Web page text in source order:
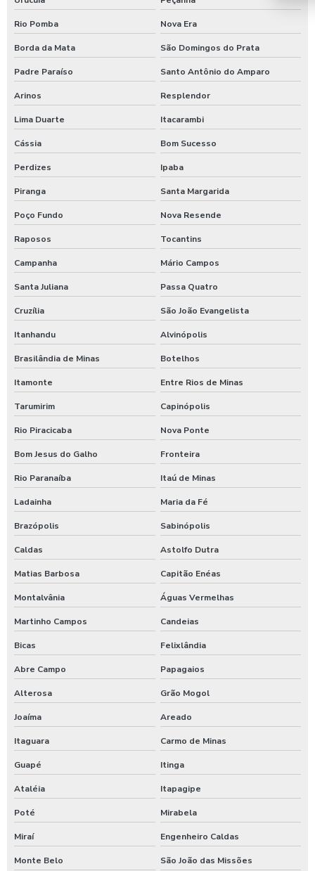
Rio Pomba Nova Era
Borda da Mata São Domingos do Prata
Padre Paraíso Santo Antônio do Amparo
Arinos Resplendor
Lima Duarte Itacarambi
Cássia Bom Sucesso
Perdizes Ipaba
Piranga Santa Margarida
Poço Fundo Nova Resende
Raposos Tocantins
Campanha Mário Campos
Santa Juliana Passa Quatro
Cruzília São João Evangelista
Itanhandu Alvinópolis
Brasilândia de Minas Botelhos
Itamonte Entre Rios de Minas
Tarumirim Capinópolis
Rio Piracicaba Nova Ponte
Bom Jesus do Galho Fronteira
Rio Paranaíba Itaú de Minas
Ladainha Maria da Fé
Brazópolis Sabinópolis
Caldas Astolfo Dutra
Matias Barbosa Capitão Enéas
Montalvânia Águas Vermelhas
Martinho Campos Candeias
Bicas Felixlândia
Abre Campo Papagaios
Alterosa Grão Mogol
Joaíma Areado
Itaguara Carmo de Minas
Guapé Itinga
Ataléia Itapagipe
Poté Mirabela
Miraí Engenheiro Caldas
Monte Belo São João das Missões